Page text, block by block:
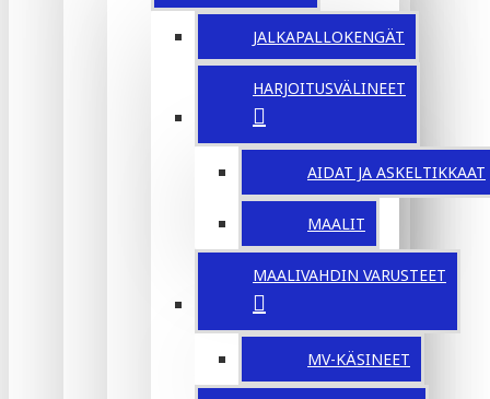
JALKAPALLOKENGÄT
HARJOITUSVÄLINEET
AIDAT JA ASKELTIKKAAT
MAALIT
MAALIVAHDIN VARUSTEET
MV-KÄSINEET